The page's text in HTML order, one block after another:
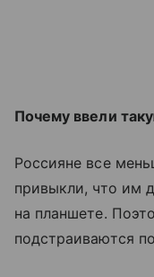
Почему ввели
Россияне все
привыкли, что им
на планшете.
подстраиваются